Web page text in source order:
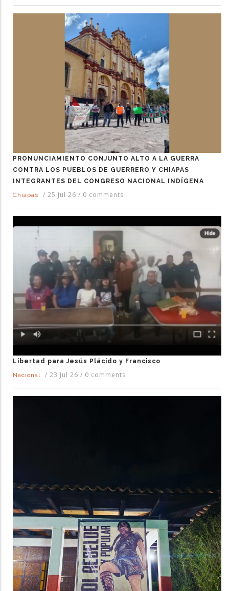
PRONUNCIAMIENTO CONJUNTO ALTO A LA GUERRA
CONTRA LOS PUEBLOS DE GUERRERO Y CHIAPAS
INTEGRANTES DEL CONGRESO NACIONAL INDÍGENA
Chiapas
/ 25 Jul 26 / 0 comments
Libertad para Jesús Plácido y Francisco
Nacional
/ 23 Jul 26 / 0 comments